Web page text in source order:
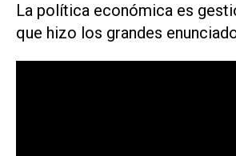
La política económica es
que hizo los grandes